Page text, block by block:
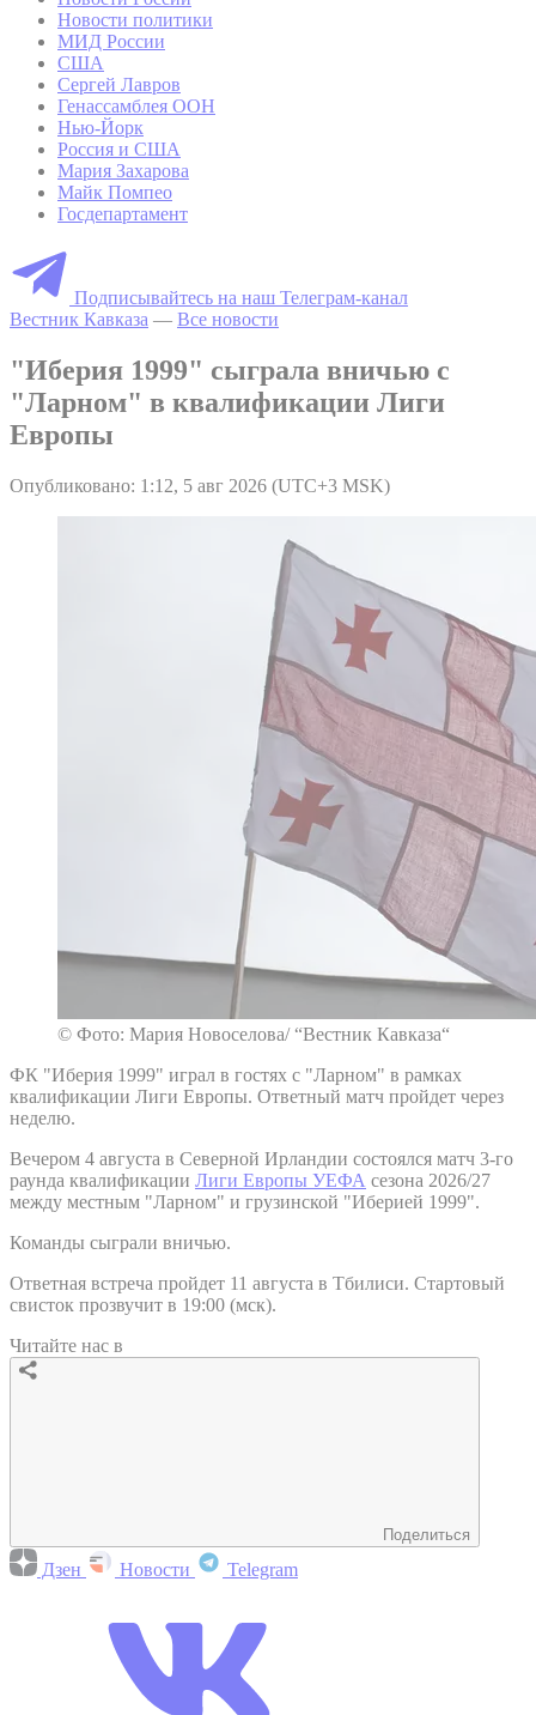
Новости политики
МИД России
США
Сергей Лавров
Генассамблея ООН
Нью-Йорк
Россия и США
Мария Захарова
Майк Помпео
Госдепартамент
Подписывайтесь на наш Телеграм-канал
Вестник Кавказа — Все новости
"Иберия 1999" сыграла вничью с
"Ларном" в квалификации Лиги
Европы
Опубликовано: 1:12, 5 авг 2026 (UTC+3 MSK)
© Фото: Мария Новоселова/ “Вестник Кавказа“
ФК "Иберия 1999" играл в гостях с "Ларном" в рамках
квалификации Лиги Европы. Ответный матч пройдет через
неделю.
Вечером 4 августа в Северной Ирландии состоялся матч 3-го
раунда квалификации Лиги Европы УЕФА сезона 2026/27
между местным "Ларном" и грузинской "Иберией 1999".
Команды сыграли вничью.
Ответная встреча пройдет 11 августа в Тбилиси. Стартовый
свисток прозвучит в 19:00 (мск).
Читайте нас в
Поделиться
Дзен Новости Telegram